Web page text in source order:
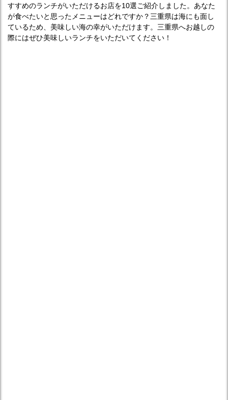
すすめのランチがいただけるお店を10選ご紹介しました。あなた
が食べたいと思ったメニューはどれですか？三重県は海にも面し
ているため、美味しい海の幸がいただけます。三重県へお越しの
際にはぜひ美味しいランチをいただいてください！